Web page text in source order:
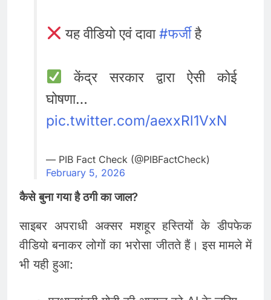
यह वीडियो एवं दावा#फर्जीहै
केंद्र सरकार द्वारा ऐसी कोई
घोषणा…
pic.twitter.com/aexxRl1VxN
— PIB Fact Check (@PIBFactCheck)
February 5, 2026
कैसे बुना गया है ठगी का जाल?
साइबर अपराधी अक्सर मशहूर हस्तियों के डीपफेक
वीडियो बनाकर लोगों का भरोसा जीतते हैं। इस मामले में
भी यही हुआ: